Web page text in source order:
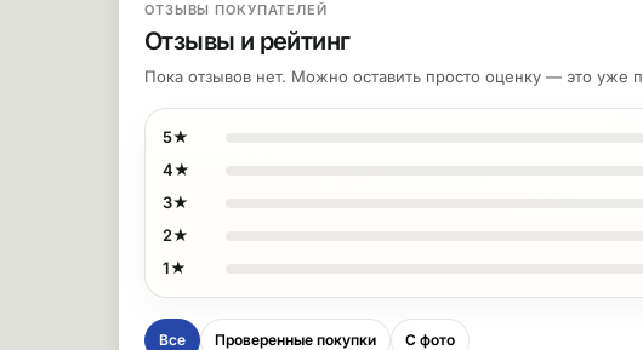
ОТЗЫВЫ ПОКУПАТЕЛЕЙ
Отзывы и рейтинг
Пока отзывов нет. Можно оставить просто оценку — это уже
5★
4★
3★
2★
1★
Все Проверенные покупки С фото